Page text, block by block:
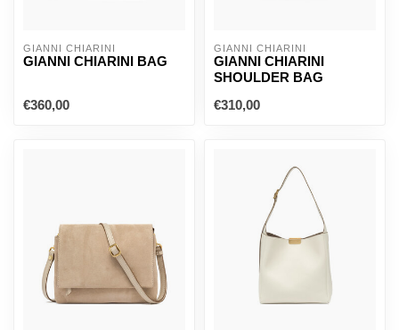
GIANNI CHIARINI
GIANNI CHIARINI BAG
€360,00
GIANNI CHIARINI
GIANNI CHIARINI
SHOULDER BAG
€310,00